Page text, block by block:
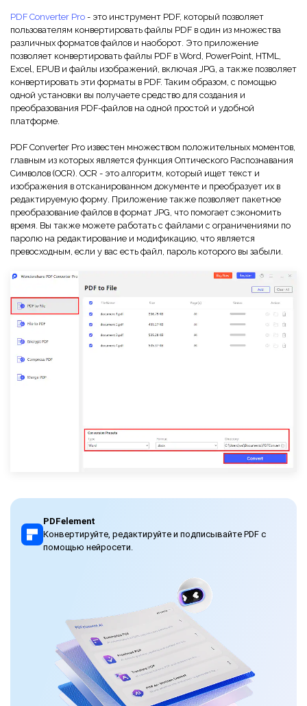
PDF Converter Pro - это инструмент PDF, который позволяет
пользователям конвертировать файлы PDF в один из множества
различных форматов файлов и наоборот. Это приложение
позволяет конвертировать файлы PDF в Word, PowerPoint, HTML,
Excel, EPUB и файлы изображений, включая JPG, а также позволяет
конвертировать эти форматы в PDF. Таким образом, с помощью
одной установки вы получаете средство для создания и
преобразования PDF-файлов на одной простой и удобной
платформе.
PDF Converter Pro известен множеством положительных моментов,
главным из которых является функция Оптического Распознавания
Символов (OCR). OCR - это алгоритм, который ищет текст и
изображения в отсканированном документе и преобразует их в
редактируемую форму. Приложение также позволяет пакетное
преобразование файлов в формат JPG, что помогает сэкономить
время. Вы также можете работать с файлами с ограничениями по
паролю на редактирование и модификацию, что является
превосходным, если у вас есть файл, пароль которого вы забыли.
PDFelement
Конвертируйте, редактируйте и подписывайте PDF с
помощью нейросети.